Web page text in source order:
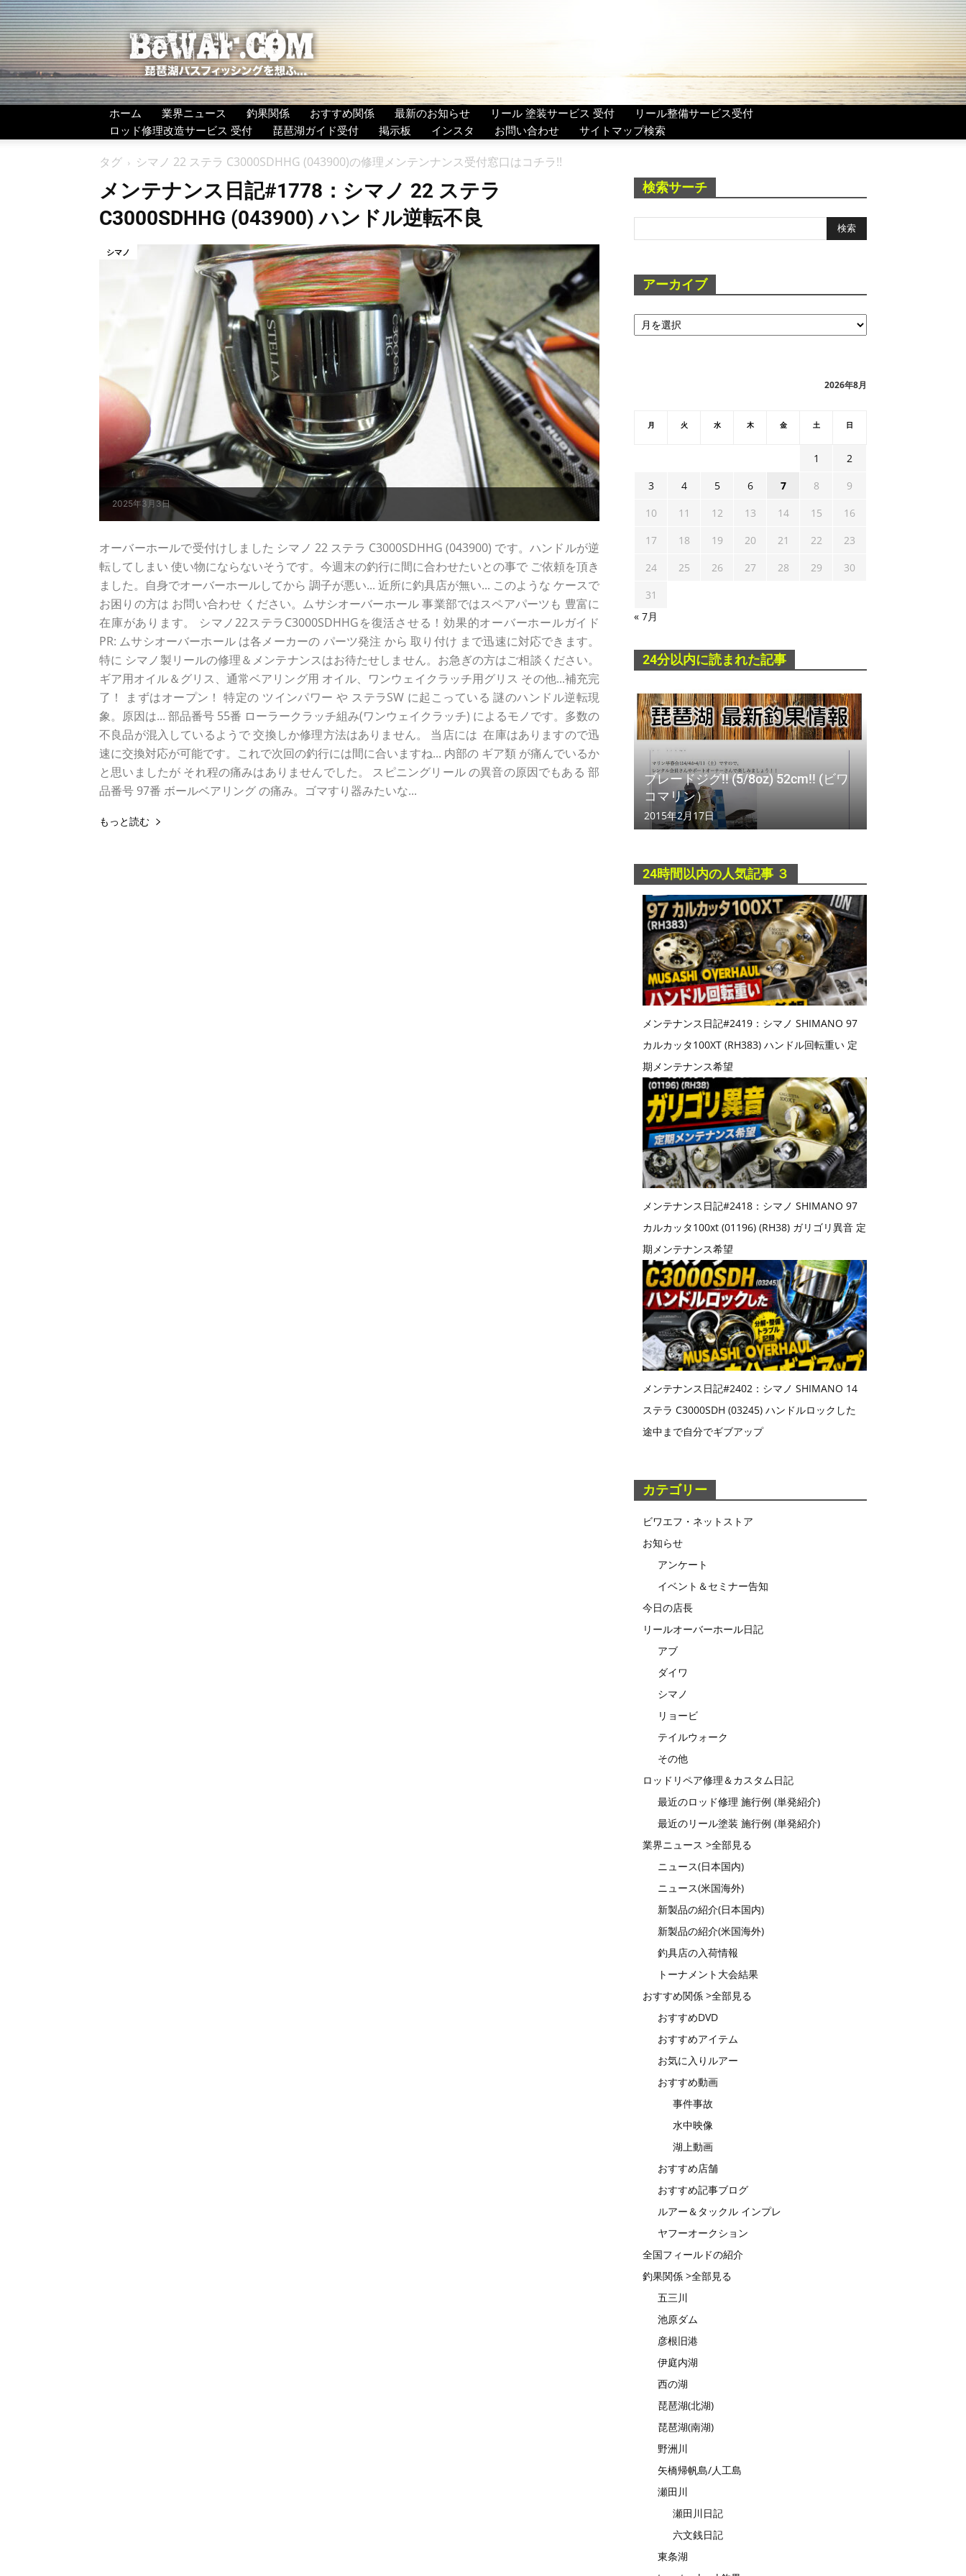
BeWAF
(ビ
ワ
エ
フ）
ホーム 業界ニュース 釣果関係 おすすめ関係 最新のお知らせ リール 塗装サービス 受付
リール整備サービス受付
ロッド修理改造サービス 受付
琵琶湖ガイド受付 掲示板 インスタ お問い合わせ サイトマップ検索
タグ シマノ 22 ステラ C3000SDHHG (043900)の修理メンテンナンス受付窓口はコチラ!!
メンテナンス日記#1778：シマノ 22 ステラ
C3000SDHHG (043900) ハンドル逆転不良
2025年3月3日
シマノ
オーバーホールで受付けしました シマノ 22 ステラ C3000SDHHG (043900) です。ハンドルが逆
転してしまい 使い物にならないそうです。今週末の釣行に間に合わせたいとの事で ご依頼を頂き
ました。自身でオーバーホールしてから 調子が悪い... 近所に釣具店が無い... このような ケースで
お困りの方は お問い合わせ ください。ムサシオーバーホール 事業部ではスペアパーツも 豊富に
在庫があります。 シマノ22ステラC3000SDHHGを復活させる！効果的オーバーホールガイド
PR: ムサシオーバーホール は各メーカーの パーツ発注 から 取り付け まで迅速に対応できます。
特に シマノ製リールの修理＆メンテナンスはお待たせしません。お急ぎの方はご相談ください。
ギア用オイル＆グリス、通常ベアリング用 オイル、ワンウェイクラッチ用グリス その他...補充完
了！ まずはオープン！ 特定の ツインパワー や ステラSW に起こっている 謎のハンドル逆転現
象。原因は... 部品番号 55番 ローラークラッチ組み(ワンウェイクラッチ) によるモノです。多数の
不良品が混入しているようで 交換しか修理方法はありません。 当店には 在庫はありますので迅
速に交換対応が可能です。これで次回の釣行には間に合いますね... 内部の ギア類 が痛んでいるか
と思いましたが それ程の痛みはありませんでした。 スピニングリール の異音の原因でもある 部
品番号 97番 ボールベアリング の痛み。ゴマすり器みたいな...
もっと読む
検索サーチ
アーカイブ
ア
ー
2026年8月
月 火 水 木 金 土 日
1
2
3
4 5 6 7 8
9
10
11 12 13 14 15
16
17
18 19 20 21 22
23
24
25 26 27 28 29
30
31
« 7月
24分以内に読まれた記事
ブレードジグ!! (5/8oz) 52cm!! (ビワ
コマリン）
2015年2月17日
24時間以内の人気記事 ３
メンテナンス日記#2419：シマノ SHIMANO 97
カルカッタ100XT (RH383) ハンドル回転重い 定
期メンテナンス希望
メンテナンス日記#2418：シマノ SHIMANO 97
カルカッタ100xt (01196) (RH38) ガリゴリ異音 定
期メンテナンス希望
メンテナンス日記#2402：シマノ SHIMANO 14
ステラ C3000SDH (03245) ハンドルロックした
途中まで自分でギブアップ
カテゴリー
ビワエフ・ネットストア
お知らせ
アンケート
イベント＆セミナー告知
今日の店長
リールオーバーホール日記
アブ
ダイワ
シマノ
リョービ
テイルウォーク
その他
ロッドリペア修理＆カスタム日記
最近のロッド修理 施行例 (単発紹介)
最近のリール塗装 施行例 (単発紹介)
業界ニュース >全部見る
ニュース(日本国内)
ニュース(米国海外)
新製品の紹介(日本国内)
新製品の紹介(米国海外)
釣具店の入荷情報
トーナメント大会結果
おすすめ関係 >全部見る
おすすめDVD
おすすめアイテム
お気に入りルアー
おすすめ動画
事件事故
水中映像
湖上動画
おすすめ店舗
おすすめ記事ブログ
ルアー＆タックル インプレ
ヤフーオークション
全国フィールドの紹介
釣果関係 >全部見る
五三川
池原ダム
彦根旧港
伊庭内湖
西の湖
琵琶湖(北湖)
琵琶湖(南湖)
野洲川
矢橋帰帆島/人工島
瀬田川
瀬田川日記
六文銭日記
東条湖